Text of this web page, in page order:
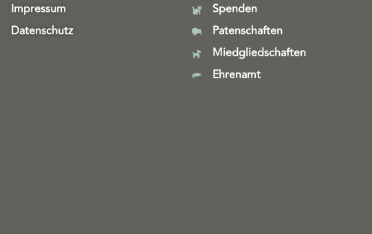
Impressum
Datenschutz
Spenden
Patenschaften
Miedgliedschaften
Ehrenamt